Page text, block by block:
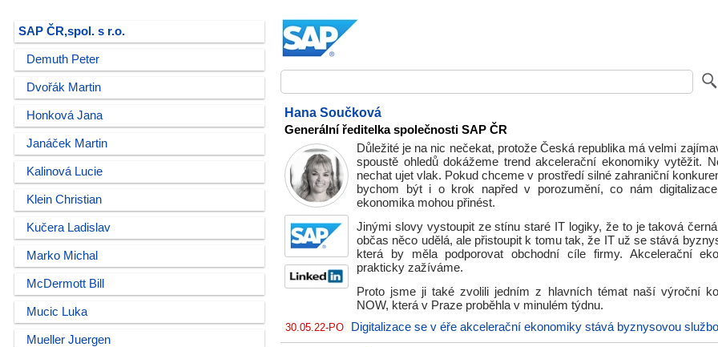
SAP ČR,spol. s r.o.
Demuth Peter
Dvořák Martin
Honková Jana
Janáček Martin
Kalinová Lucie
Klein Christian
Kučera Ladislav
Marko Michal
McDermott Bill
Mucic Luka
Mueller Juergen
Hana Součková
Generální ředitelka společnosti SAP ČR
Důležité je na nic nečekat, protože Česká republika má velmi
spoustě ohledů dokážeme trend akcelerační ekonomiky vytěžit.
nechat ujet vlak. Pokud chceme v prostředí silné zahraniční
bychom být i o krok napřed v porozumění, co nám
ekonomika mohou přinést.
Jinými slovy vystoupit ze stínu staré IT logiky, že to je taková
občas něco udělá, ale přistoupit k tomu tak, že IT už se stává
která by měla podporovat obchodní cíle firmy. Akcelerační
prakticky zažíváme.
Proto jsme ji také zvolili jedním z hlavních témat naší výroční
NOW, která v Praze proběhla v minulém týdnu.
30.05.22-PO Digitalizace se v éře akcelerační ekonomiky stává byznysovou